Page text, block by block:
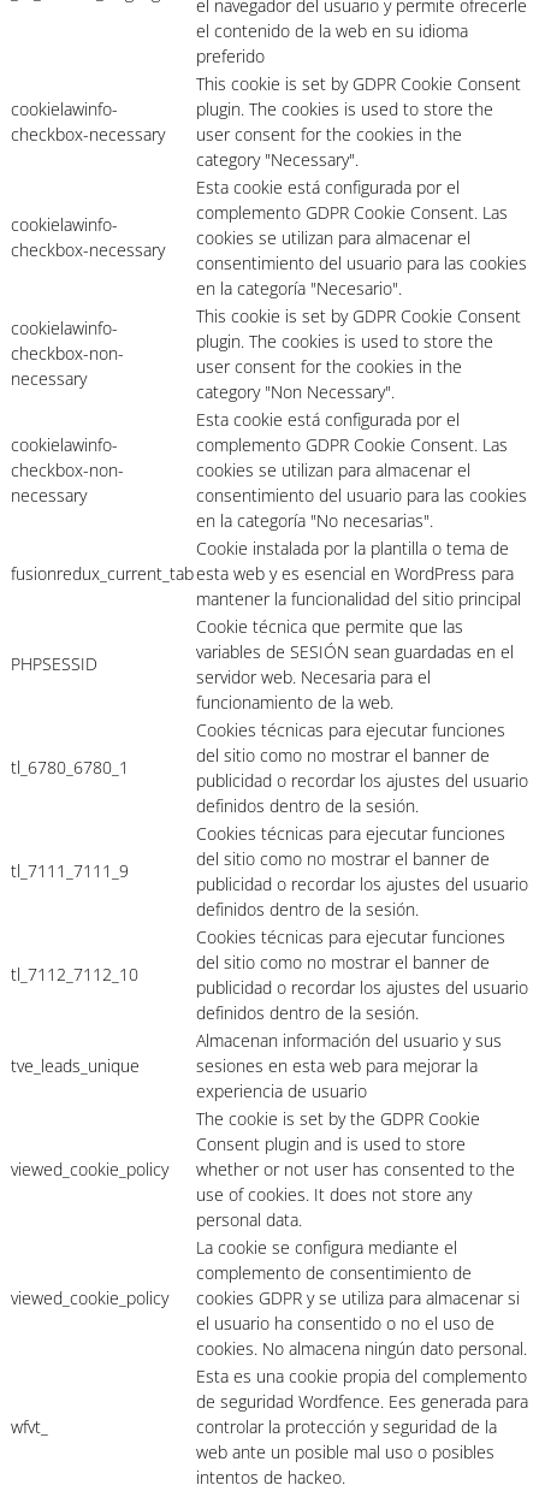
el navegador del usuario y permite ofrecerle
el contenido de la web en su idioma
preferido
cookielawinfo-
checkbox-necessary
This cookie is set by GDPR Cookie Consent
plugin. The cookies is used to store the
user consent for the cookies in the
category "Necessary".
cookielawinfo-
checkbox-necessary
Esta cookie está configurada por el
complemento GDPR Cookie Consent. Las
cookies se utilizan para almacenar el
consentimiento del usuario para las cookies
en la categoría "Necesario".
cookielawinfo-
checkbox-non-
necessary
This cookie is set by GDPR Cookie Consent
plugin. The cookies is used to store the
user consent for the cookies in the
category "Non Necessary".
cookielawinfo-
checkbox-non-
necessary
Esta cookie está configurada por el
complemento GDPR Cookie Consent. Las
cookies se utilizan para almacenar el
consentimiento del usuario para las cookies
en la categoría "No necesarias".
fusionredux_current_tab
Cookie instalada por la plantilla o tema de
esta web y es esencial en WordPress para
mantener la funcionalidad del sitio principal
PHPSESSID
Cookie técnica que permite que las
variables de SESIÓN sean guardadas en el
servidor web. Necesaria para el
funcionamiento de la web.
tl_6780_6780_1
Cookies técnicas para ejecutar funciones
del sitio como no mostrar el banner de
publicidad o recordar los ajustes del usuario
definidos dentro de la sesión.
tl_7111_7111_9
Cookies técnicas para ejecutar funciones
del sitio como no mostrar el banner de
publicidad o recordar los ajustes del usuario
definidos dentro de la sesión.
tl_7112_7112_10
Cookies técnicas para ejecutar funciones
del sitio como no mostrar el banner de
publicidad o recordar los ajustes del usuario
definidos dentro de la sesión.
tve_leads_unique
Almacenan información del usuario y sus
sesiones en esta web para mejorar la
experiencia de usuario
viewed_cookie_policy
The cookie is set by the GDPR Cookie
Consent plugin and is used to store
whether or not user has consented to the
use of cookies. It does not store any
personal data.
viewed_cookie_policy
La cookie se configura mediante el
complemento de consentimiento de
cookies GDPR y se utiliza para almacenar si
el usuario ha consentido o no el uso de
cookies. No almacena ningún dato personal.
wfvt_
Esta es una cookie propia del complemento
de seguridad Wordfence. Ees generada para
controlar la protección y seguridad de la
web ante un posible mal uso o posibles
intentos de hackeo.